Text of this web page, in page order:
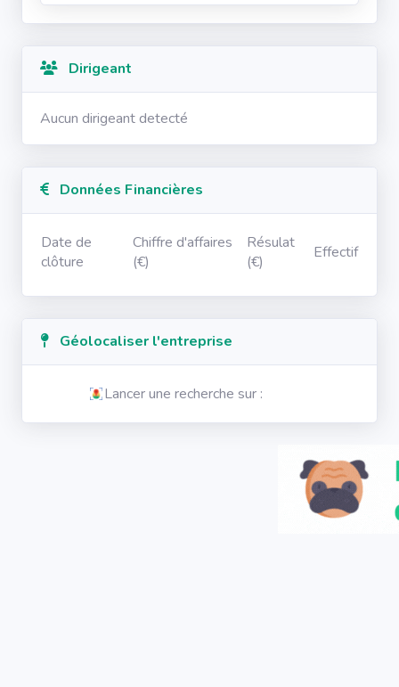
Dirigeant
Aucun dirigeant detecté
Données Financières
Date de
clôture
Chiffre d'affaires
(€)
Résulat
(€)
Effectif
Géolocaliser l'entreprise
Lancer une recherche sur :